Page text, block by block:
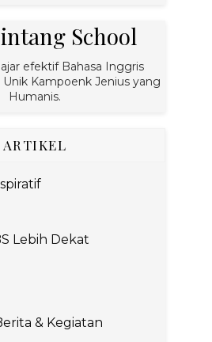
School
efektif Bahasa Inggris
Kampoenk Jenius yang
Humanis.
ARTIKEL
Lebih Dekat
& Kegiatan